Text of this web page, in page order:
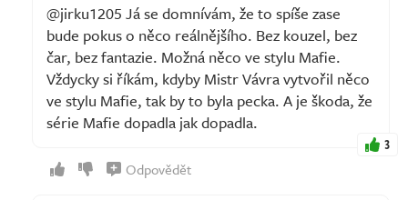
@jirku1205 Já se domnívám, že to spíše zase
bude pokus o něco reálnějšího. Bez kouzel, bez
čar, bez fantazie. Možná něco ve stylu Mafie.
Vždycky si říkám, kdyby Mistr Vávra vytvořil něco
ve stylu Mafie, tak by to byla pecka. A je škoda, že
série Mafie dopadla jak dopadla.
3
Odpovědět